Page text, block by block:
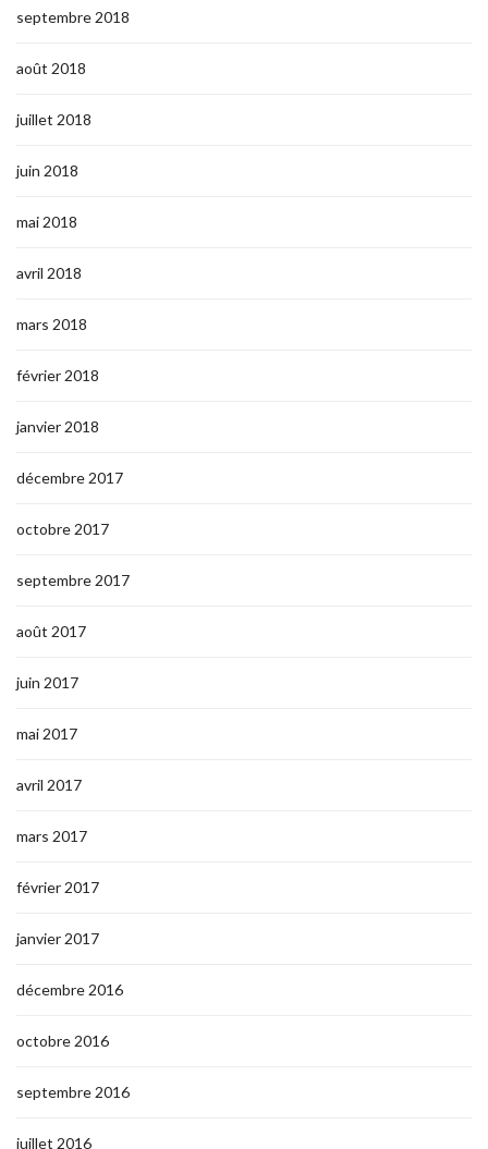
septembre 2018
août 2018
juillet 2018
juin 2018
mai 2018
avril 2018
mars 2018
février 2018
janvier 2018
décembre 2017
octobre 2017
septembre 2017
août 2017
juin 2017
mai 2017
avril 2017
mars 2017
février 2017
janvier 2017
décembre 2016
octobre 2016
septembre 2016
juillet 2016